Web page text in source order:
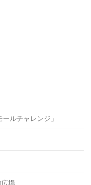
ルチャレンジ」
場